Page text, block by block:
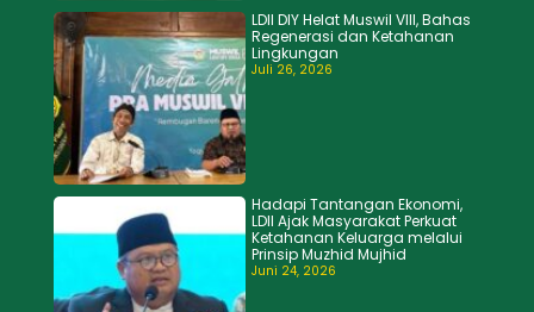
LDII DIY Helat Muswil VIII, Bahas
Regenerasi dan Ketahanan
Lingkungan
Juli 26, 2026
Hadapi Tantangan Ekonomi,
LDII Ajak Masyarakat Perkuat
Ketahanan Keluarga melalui
Prinsip Muzhid Mujhid
Juni 24, 2026